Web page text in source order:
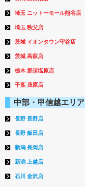
埼玉 ニットーモール熊谷店
埼玉 秩父店
茨城 イオンタウン守谷店
茨城 高萩店
栃木 那須塩原店
千葉 茂原店
中部・甲信越エリア
長野 長野店
長野 飯田店
新潟 長岡店
新潟 上越店
石川 金沢店